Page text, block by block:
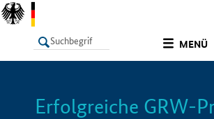
MENÜ
LISTE
Erfolgreiche GRW-